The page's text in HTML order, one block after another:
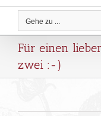
Gehe zu ...
Für einen
zwei :-)